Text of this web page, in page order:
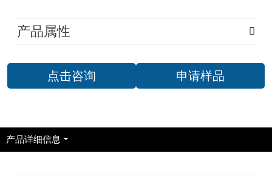
产品属性
点击咨询 申请样品
产品详细信息